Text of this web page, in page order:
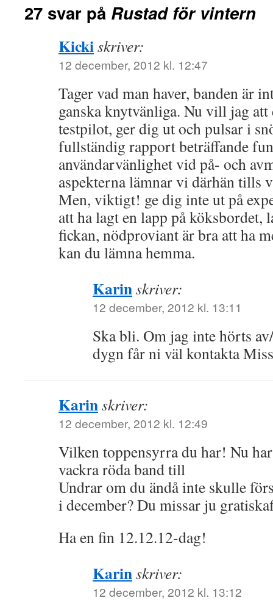
27 svar på Rustad för vintern
Kickiskriver:
12 december, 2012 kl. 12:47
Tager vad man haver, banden är
ganska knytvänliga. Nu vill jag att
testpilot, ger dig ut och pulsar i
fullständig rapport beträffande
användarvänlighet vid på- och
aspekterna lämnar vi därhän tills
Men, viktigt! ge dig inte ut på
att ha lagt en lapp på
fickan, nödproviant är bra att ha
kan du lämna hemma.
Karinskriver:
12 december, 2012 kl. 13:11
Ska bli. Om jag inte hörts
dygn får ni väl kontakta
Karinskriver:
12 december, 2012 kl. 12:49
Vilken toppensyrra du har! Nu
vackra röda band till
Undrar om du ändå inte skulle
i december? Du missar ju
Ha en fin 12.12.12-dag!
Karinskriver:
12 december, 2012 kl. 13:12